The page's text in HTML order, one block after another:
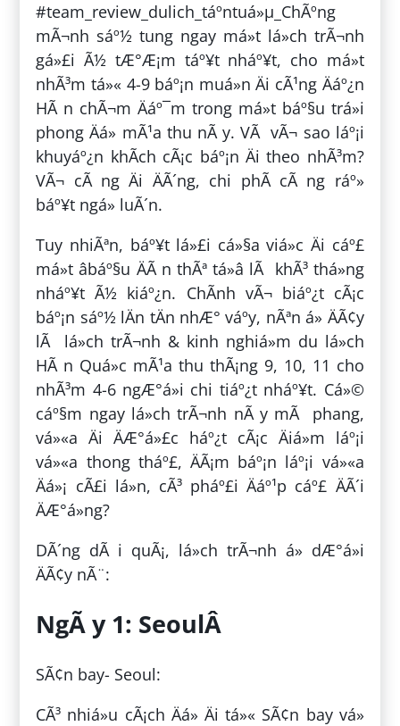
#team_review_dulich_táº­ntuá»µ_ChÃºng
mÃ¬nh sáº½ tung ngay má»t lá»ch trÃ¬nh
gá»£i Ã½ tÆ°Æ¡m táº¥t nháº¥t, cho má»t
nhÃ³m tá»« 4-9 báº¡n muá»n Äi cÃ¹ng Äáº¿n
HÃ n chÃ¬m Äáº¯m trong má»t báº§u trá»i
phong Äá» mÃ¹a thu nÃ y. VÃ vÃ¬ sao láº¡i
khuyáº¿n khÃ­ch cÃ¡c báº¡n Äi theo nhÃ³m?
VÃ¬ cÃ ng Äi ÄÃ´ng, chi phÃ­ cÃ ng ráº»
báº¥t ngá» luÃ´n.
Tuy nhiÃªn, báº¥t lá»£i cá»§a viá»c Äi cáº£
má»t âbáº§u ÄÃ n thÃª tá»­â lÃ khÃ³ thá»ng
nháº¥t Ã½ kiáº¿n. ChÃ­nh vÃ¬ biáº¿t cÃ¡c
báº¡n sáº½ lÄn tÄn nhÆ° váº­y, nÃªn á» ÄÃ¢y
lÃ lá»ch trÃ¬nh & kinh nghiá»m du lá»ch
HÃ n Quá»c mÃ¹a thu thÃ¡ng 9, 10, 11 cho
nhÃ³m 4-6 ngÆ°á»i chi tiáº¿t nháº¥t. Cá»©
cáº§m ngay lá»ch trÃ¬nh nÃ y mÃ phang,
vá»«a Äi ÄÆ°á»£c háº¿t cÃ¡c Äiá»m láº¡i
vá»«a thong tháº£, ÄÃ¡m báº¡n láº¡i vá»«a
Äá»¡ cÃ£i lá»n, cÃ³ pháº£i Äáº¹p cáº£ ÄÃ´i
ÄÆ°á»ng?
DÃ´ng dÃ i quÃ¡, lá»ch trÃ¬nh á» dÆ°á»i
ÄÃ¢y nÃ¨:
NgÃ y 1: SeoulÂ
SÃ¢n bay- Seoul:
CÃ³ nhiá»u cÃ¡ch Äá» Äi tá»« SÃ¢n bay vá»